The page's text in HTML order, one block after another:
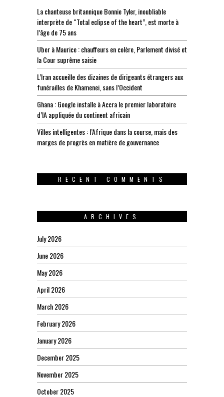
La chanteuse britannique Bonnie Tyler, inoubliable
interprète de “Total eclipse of the heart”, est morte à
l’âge de 75 ans
Uber à Maurice : chauffeurs en colère, Parlement divisé et
la Cour suprême saisie
L’Iran accueille des dizaines de dirigeants étrangers aux
funérailles de Khamenei, sans l’Occident
Ghana : Google installe à Accra le premier laboratoire
d’IA appliquée du continent africain
Villes intelligentes : l’Afrique dans la course, mais des
marges de progrès en matière de gouvernance
RECENT COMMENTS
ARCHIVES
July 2026
June 2026
May 2026
April 2026
March 2026
February 2026
January 2026
December 2025
November 2025
October 2025